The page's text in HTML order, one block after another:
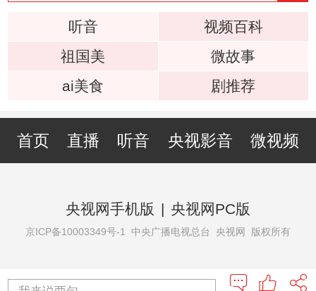
听音
视频百科
祖国美
微故事
ai美食
剧推荐
首页 直播 听音 央视影音 微视频
央视网手机版 | 央视网PC版
京ICP备10003349号-1 中央广播电视总台 央视网 版权所有